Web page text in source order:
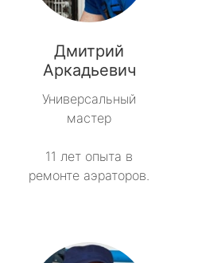
Дмитрий
Аркадьевич
Универсальный
мастер
11 лет опыта в
ремонте аэраторов.